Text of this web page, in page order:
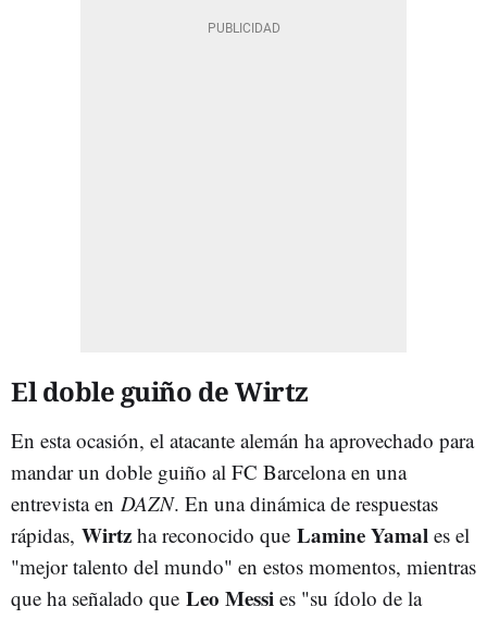
El doble guiño de Wirtz
En esta ocasión, el atacante alemán ha aprovechado para
mandar un doble guiño al FC Barcelona en una
entrevista en DAZN. En una dinámica de respuestas
rápidas, Wirtz ha reconocido que Lamine Yamal es el
"mejor talento del mundo" en estos momentos, mientras
que ha señalado que Leo Messi es "su ídolo de la